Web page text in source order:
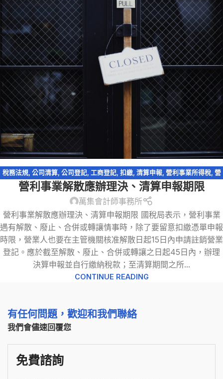
稅務法規, 公司清算, 公司登記, 工商登記, 扣繳, 清算申報, 營利事業所得稅, 營
業登記,解散清算申報
營利事業解散應辦理決、清算申報期限
萬集會計師事務所
營利事業解散應辦理決、清算申報期限 國稅局表示，營利事業
遇有解散、廢止、合併或轉讓情事時，除了要留意扣繳憑單申報
時限，營業人也要在主管機關核准解散日起15日內申請註銷營業
登記。應於截至解散、廢止、合併或轉讓之日起45日內，辦理
決算申報並自行繳納稅款；至清算期間之所...
CONTINUE READING
有任何問題，歡迎和我們聯絡
我們會儘速回覆您
免費諮詢